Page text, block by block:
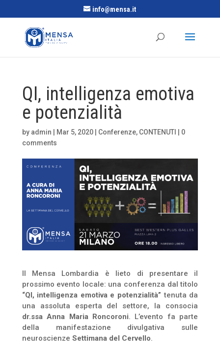
info@mensa.it
QI, intelligenza emotiva
e potenzialità
by admin Mar 5, 2020| Conferenze, CONTENUTI
0
comments
Il Mensa Lombardia è lieto di presentare il
prossimo evento locale: una conferenza dal titolo
“QI, intelligenza emotiva e potenzialità” tenuta da
una assoluta esperta del settore, la consocia
dr.ssa Anna Maria Roncoroni. L’evento fa parte
della manifestazione divulgativa sulle
neuroscienze Settimana del Cervello.